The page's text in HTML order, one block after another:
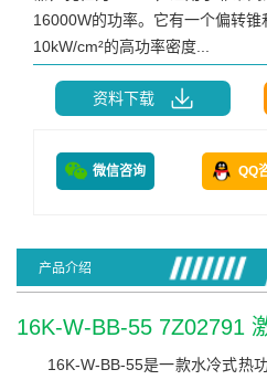
16000W的功率。它有一个偏转
10kW/cm²的高功率密度...
资料下载
微信咨询 QQ
产品介绍
16K-W-BB-55 7Z02791
16K-W-BB-55是一款水冷式热